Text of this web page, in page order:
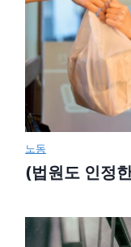
노동
(법원도 인정